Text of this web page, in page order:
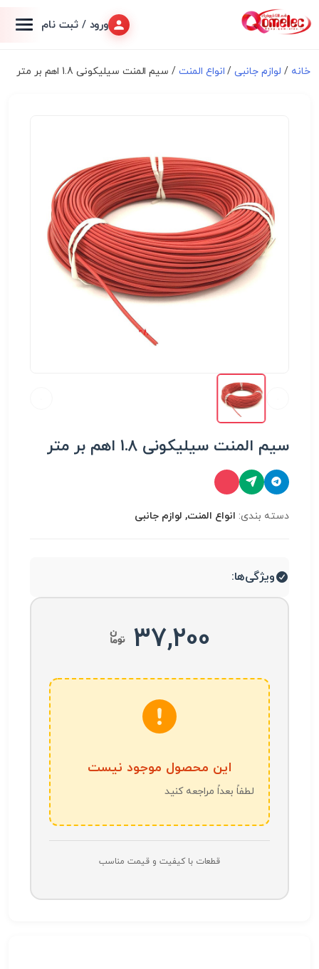
ورود / ثبت نام
خانه / لوازم جانبی/ انواع المنت/ سیم المنت سیلیکونی 1.8 اهم بر متر
سیم المنت سیلیکونی 1.8 اهم بر متر
دسته بندی: انواع المنت, لوازم جانبی
ویژگی‌ها:
37,200
این محصول موجود نیست
لطفاً بعداً مراجعه کنید
قطعات با کیفیت و قیمت مناسب